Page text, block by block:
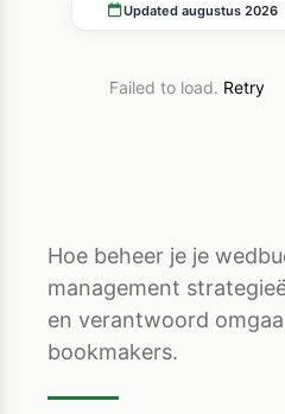
Updated augustus 2026
Failed to load. Retry
Hoe beheer je je
management
en verantwoord
bookmakers.